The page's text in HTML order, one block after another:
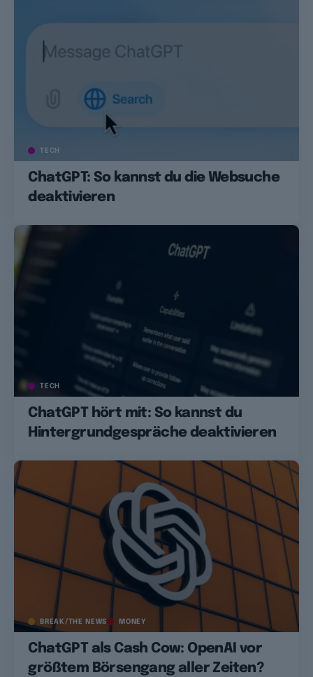
TECH
ChatGPT: So kannst du die Websuche
deaktivieren
TECH
ChatGPT hört mit: So kannst du
Hintergrundgespräche deaktivieren
BREAK/THE NEWS MONEY
ChatGPT als Cash Cow: OpenAI vor
größtem Börsengang aller Zeiten?